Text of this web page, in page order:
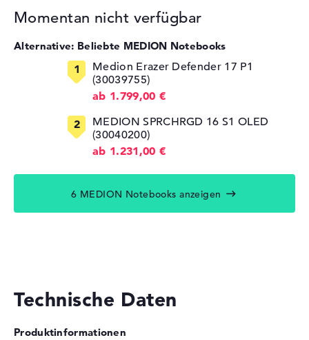
Momentan nicht verfügbar
Alternative: Beliebte MEDION Notebooks
Medion Erazer Defender 17 P1
(30039755)
ab 1.799,00 €
MEDION SPRCHRGD 16 S1 OLED
(30040200)
ab 1.231,00 €
6 MEDION Notebooks anzeigen
Technische Daten
Produktinformationen